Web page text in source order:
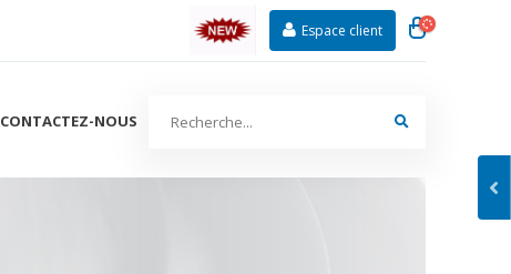
Espace client
CONTACTEZ-NOUS